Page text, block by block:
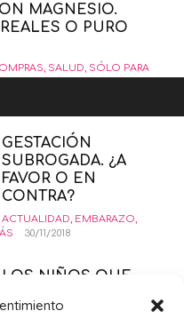
GESTACIÓN
SUBROGADA. ¿A
FAVOR O EN
CONTRA?
ACTUALIDAD, EMBARAZO,
30/11/2018
LOS NIÑOS QUE
A LAS TABLETS
MAGNESIO.
O PURO
, SALUD, SÓLO PARA
LA GUÍA
,INTERESANTE
LEGAL